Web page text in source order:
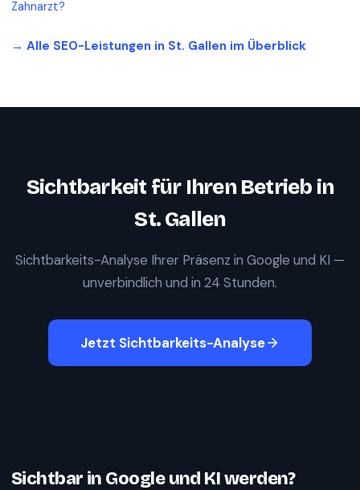
Zahnarzt?
→ Alle SEO-Leistungen in St. Gallen im Überblick
Sichtbarkeit für Ihren Betrieb in
St. Gallen
Sichtbarkeits-Analyse Ihrer Präsenz in Google und KI —
unverbindlich und in 24 Stunden.
Jetzt Sichtbarkeits-Analyse
Sichtbar in Google und KI werden?